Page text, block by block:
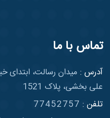
تماس با ما
آدرس : میدان رسالت، ابتدای
علی بخشی، پلاک 1521
تلفن : 77452757